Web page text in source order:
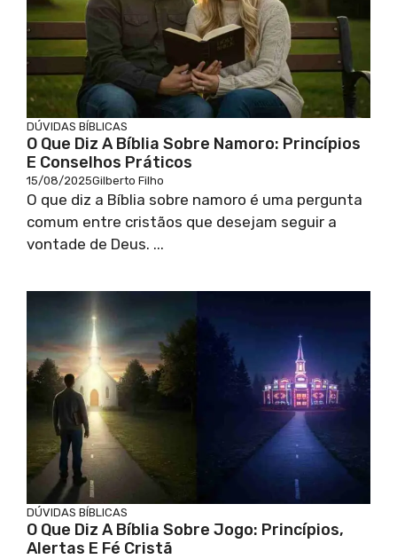
DÚVIDAS BÍBLICAS
O Que Diz A Bíblia Sobre Namoro: Princípios
E Conselhos Práticos
15/08/2025Gilberto Filho
O que diz a Bíblia sobre namoro é uma pergunta
comum entre cristãos que desejam seguir a
vontade de Deus. ...
DÚVIDAS BÍBLICAS
O Que Diz A Bíblia Sobre Jogo: Princípios,
Alertas E Fé Cristã